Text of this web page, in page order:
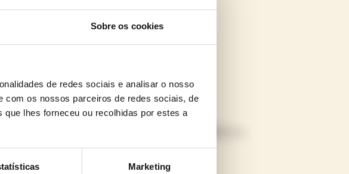
Sobre os cookies
de redes sociais e analisar o nosso
com os nossos parceiros de redes sociais, de
lhes forneceu ou recolhidas por estes a
Marketing